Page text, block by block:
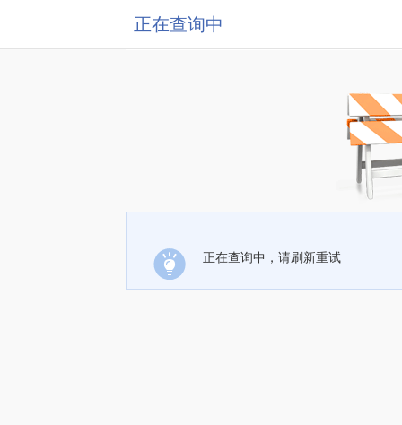
正在查询中
正在查询中，请刷新重试